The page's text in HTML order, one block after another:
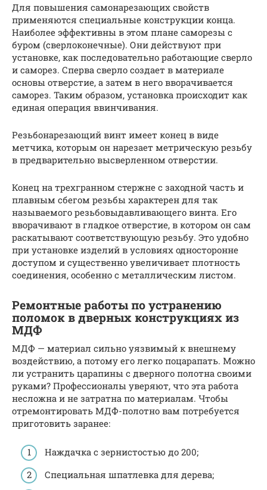
Для повышения самонарезающих свойств
применяются специальные конструкции конца.
Наиболее эффективны в этом плане саморезы с
буром (сверлоконечные). Они действуют при
установке, как последовательно работающие сверло
и саморез. Сперва сверло создает в материале
основы отверстие, а затем в него вворачивается
саморез. Таким образом, установка происходит как
единая операция ввинчивания.
Резьбонарезающий винт имеет конец в виде
метчика, которым он нарезает метрическую резьбу
в предварительно высверленном отверстии.
Конец на трехгранном стержне с заходной часть и
плавным сбегом резьбы характерен для так
называемого резьбовыдавливающего винта. Его
вворачивают в гладкое отверстие, в котором он сам
раскатывают соответствующую резьбу. Это удобно
при установке изделий в условиях односторонне
доступом и существенно увеличивает плотность
соединения, особенно с металлическим листом.
Ремонтные работы по устранению
поломок в дверных конструкциях из
МДФ
МДФ — материал сильно уязвимый к внешнему
воздействию, а потому его легко поцарапать. Можно
ли устранить царапины с дверного полотна своими
руками? Профессионалы уверяют, что эта работа
несложна и не затратна по материалам. Чтобы
отремонтировать МДФ-полотно вам потребуется
приготовить заранее:
Наждачка с зернистостью до 200;
Специальная шпатлевка для дерева;